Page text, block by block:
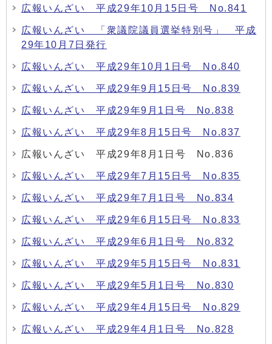
広報いんざい 平成29年10月15日号 No.841
広報いんざい 「衆議院議員選挙特別号」 平成
29年10月7日発行
広報いんざい 平成29年10月1日号 No.840
広報いんざい 平成29年9月15日号 No.839
広報いんざい 平成29年9月1日号 No.838
広報いんざい 平成29年8月15日号 No.837
広報いんざい 平成29年8月1日号 No.836
広報いんざい 平成29年7月15日号 No.835
広報いんざい 平成29年7月1日号 No.834
広報いんざい 平成29年6月15日号 No.833
広報いんざい 平成29年6月1日号 No.832
広報いんざい 平成29年5月15日号 No.831
広報いんざい 平成29年5月1日号 No.830
広報いんざい 平成29年4月15日号 No.829
広報いんざい 平成29年4月1日号 No.828